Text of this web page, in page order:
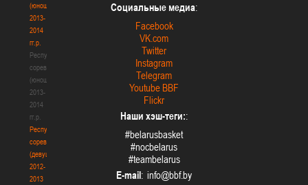
(юноши)
2013-
2014
гг.р.
Республиканские
соревнования
(юноши)
2013-
2014
гг.р.
Республиканские
соревнования
(девушки)
2012-
2013
Социальные медиа:
Facebook
VK.com
Twitter
Instagram
Telegram
Youtube BBF
Flickr
Наши хэш-теги::
#belarusbasket
#nocbelarus
#teambelarus
E-mail: